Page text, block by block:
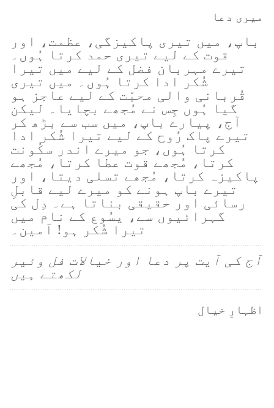
میری دعا
باپ، میں تیری پاکیزگی، عظمت، اور
قوت کے لیے تیری حمد کرتا ہُوں۔
تیرے مہربان فضل کے لیے میں تیرا
شُکر ادا کرتا ہُوں۔ میں تیری
قُربانی والی محبّت کے لیے عاجز ہو
گیا ہُوں جِس نے مُجھے بچایا۔ لیکن
آج، پیارے باپ، میں سب سے بڑھ کر
تیرے پاک رُوح کے لیے تیرا شُکر ادا
کرتا ہُوں، جو میرے اندر سکُونت
کرتا، مُجھے قوت عطا کرتا، مُجھے
پاکیزہ کرتا، مُجھے تسلی دیتا، اور
تیرے باپ ہونے کو میرے لیے قابلِ
رسائی اور حقیقی بناتا ہے۔ دِل کی
گہرائیوں سے، یسُوع کے نام میں
تیرا شُکر ہو! آمین۔
آج کی آیت پر دعا اور خیالات فل وئیر
لکھتے ہیں
اظہارِ خیال